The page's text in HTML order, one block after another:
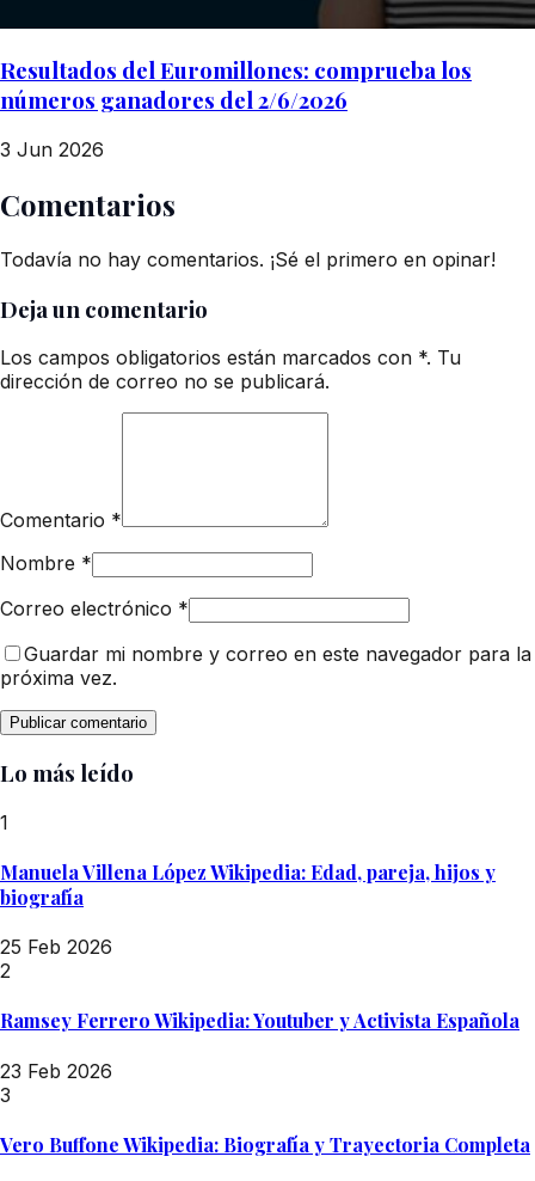
Resultados del Euromillones: comprueba los
números ganadores del 2/6/2026
3 Jun 2026
Comentarios
Todavía no hay comentarios. ¡Sé el primero en opinar!
Deja un comentario
Los campos obligatorios están marcados con *. Tu
dirección de correo no se publicará.
Comentario *
Nombre *
Correo electrónico *
Guardar mi nombre y correo en este navegador para la
próxima vez.
Lo más leído
1
Manuela Villena López Wikipedia: Edad, pareja, hijos y
biografía
25 Feb 2026
2
Ramsey Ferrero Wikipedia: Youtuber y Activista Española
23 Feb 2026
3
Vero Buffone Wikipedia: Biografía y Trayectoria Completa